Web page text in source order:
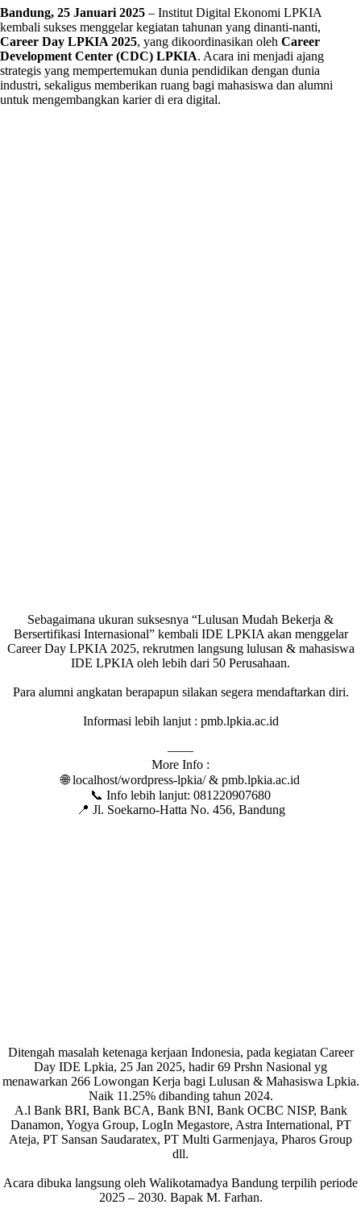
Bandung, 25 Januari 2025 – Institut Digital Ekonomi LPKIA
kembali sukses menggelar kegiatan tahunan yang dinanti-nanti,
Career Day LPKIA 2025, yang dikoordinasikan oleh Career
Development Center (CDC) LPKIA. Acara ini menjadi ajang
strategis yang mempertemukan dunia pendidikan dengan dunia
industri, sekaligus memberikan ruang bagi mahasiswa dan alumni
untuk mengembangkan karier di era digital.
Sebagaimana ukuran suksesnya “Lulusan Mudah Bekerja &
Bersertifikasi Internasional” kembali IDE LPKIA akan menggelar
Career Day LPKIA 2025, rekrutmen langsung lulusan & mahasiswa
IDE LPKIA oleh lebih dari 50 Perusahaan.
Para alumni angkatan berapapun silakan segera mendaftarkan diri.
Informasi lebih lanjut : pmb.lpkia.ac.id
——
More Info :
🌐 localhost/wordpress-lpkia/ & pmb.lpkia.ac.id
📞 Info lebih lanjut: 081220907680
📍 Jl. Soekarno-Hatta No. 456, Bandung
Ditengah masalah ketenaga kerjaan Indonesia, pada kegiatan Career
Day IDE Lpkia, 25 Jan 2025, hadir 69 Prshn Nasional yg
menawarkan 266 Lowongan Kerja bagi Lulusan & Mahasiswa Lpkia.
Naik 11.25% dibanding tahun 2024.
A.l Bank BRI, Bank BCA, Bank BNI, Bank OCBC NISP, Bank
Danamon, Yogya Group, LogIn Megastore, Astra International, PT
Ateja, PT Sansan Saudaratex, PT Multi Garmenjaya, Pharos Group
dll.
Acara dibuka langsung oleh Walikotamadya Bandung terpilih periode
2025 – 2030. Bapak M. Farhan.